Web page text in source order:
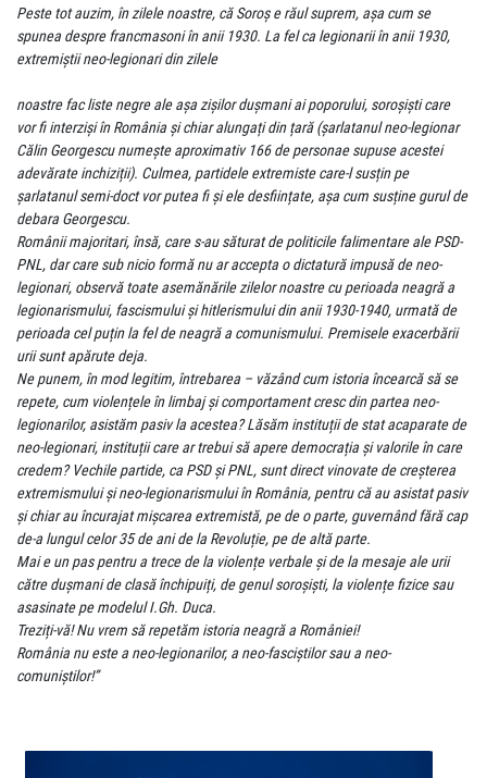
Peste tot auzim, în zilele noastre, că Soroș e răul suprem, așa cum se
spunea despre francmasoni în anii 1930. La fel ca legionarii în anii 1930,
extremiștii neo-legionari din zilele
noastre fac liste negre ale așa zișilor dușmani ai poporului, soroșiști care
vor fi interziși în România și chiar alungați din țară (șarlatanul neo-legionar
Călin Georgescu numește aproximativ 166 de personae supuse acestei
adevărate inchiziții). Culmea, partidele extremiste care-l susțin pe
șarlatanul semi-doct vor putea fi și ele desființate, așa cum susține gurul de
debara Georgescu.
Românii majoritari, însă, care s-au săturat de politicile falimentare ale PSD-
PNL, dar care sub nicio formă nu ar accepta o dictatură impusă de neo-
legionari, observă toate asemănările zilelor noastre cu perioada neagră a
legionarismului, fascismului și hitlerismului din anii 1930-1940, urmată de
perioada cel puțin la fel de neagră a comunismului. Premisele exacerbării
urii sunt apărute deja.
Ne punem, în mod legitim, întrebarea – văzând cum istoria încearcă să se
repete, cum violențele în limbaj și comportament cresc din partea neo-
legionarilor, asistăm pasiv la acestea? Lăsăm instituții de stat acaparate de
neo-legionari, instituții care ar trebui să apere democrația și valorile în care
credem? Vechile partide, ca PSD și PNL, sunt direct vinovate de creșterea
extremismului și neo-legionarismului în România, pentru că au asistat pasiv
și chiar au încurajat mișcarea extremistă, pe de o parte, guvernând fără cap
de-a lungul celor 35 de ani de la Revoluție, pe de altă parte.
Mai e un pas pentru a trece de la violențe verbale și de la mesaje ale urii
către dușmani de clasă închipuiți, de genul soroșiști, la violențe fizice sau
asasinate pe modelul I.Gh. Duca.
Treziți-vă! Nu vrem să repetăm istoria neagră a României!
România nu este a neo-legionarilor, a neo-fasciștilor sau a neo-
comuniștilor!”